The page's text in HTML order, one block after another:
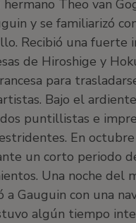
Theo van
y se familiarizó
Recibió una fuerte
de Hiroshige y
para
Bajo el
puntillistas e
En
un corto periodo
Una noche del
a Gauguin con una
algún tiempo